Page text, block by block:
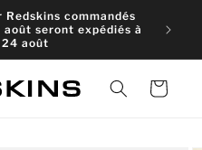
commandés
seront expédiés à
août
Panier